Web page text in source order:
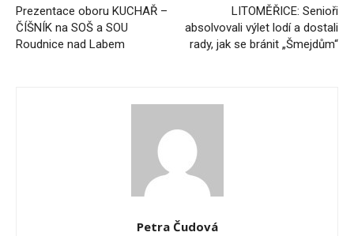
Prezentace oboru KUCHAŘ –
ČÍŠNÍK na SOŠ a SOU
Roudnice nad Labem
LITOMĚŘICE: Senioři
absolvovali výlet lodí a dostali
rady, jak se bránit „Šmejdům“
Petra Čudová